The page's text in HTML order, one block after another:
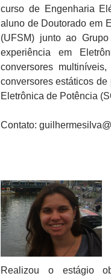
curso de Engenharia
aluno de Doutorado em
(UFSM) junto ao
experiência em
conversores
conversores estáticos
Eletrônica de Potência
Contato:
Realizou o estágio